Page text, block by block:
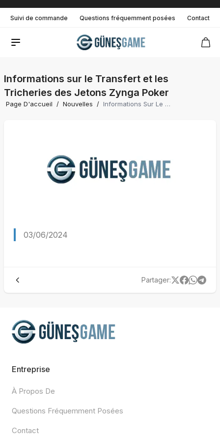
Suivi de commande Questions fréquemment posées Contact
Informations sur le Transfert et les
Tricheries des Jetons Zynga Poker
Page D'accueil / Nouvelles / Informations Sur Le Transfert Et Les Tricheries Des Jetons Zynga Poker
03/06/2024
Partager:
Entreprise
À Propos De
Questions Fréquemment Posées
Contact